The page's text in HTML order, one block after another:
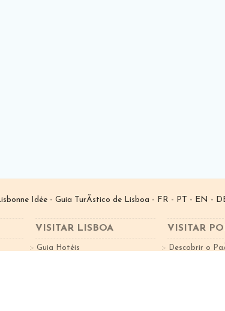
Idée - Guia TurÃ­stico de Lisboa - FR - PT - EN -
VISITAR LISBOA
Guia Hotéis
VISITAR
Descobrir o